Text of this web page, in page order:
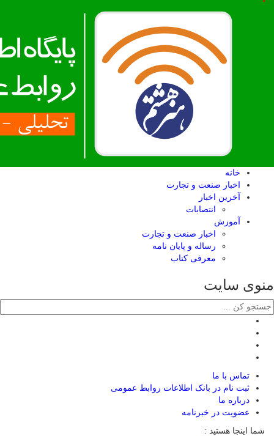
خانه
اخبار صنعت و تجارت
آخرین اخبار
انتصابات
آموزش
اخبار صنعت و تجارت
رساله و پایان نامه
معرفی کتاب
منوی سایت
تماس با ما
ثبت نام در بانک اطلاعات روابط عمومی
درباره ما
عضويت در خبرنامه
شما اینجا هستید :